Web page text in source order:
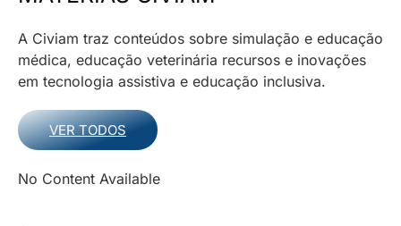
A Civiam traz conteúdos sobre simulação e educação
médica, educação veterinária recursos e inovações
em tecnologia assistiva e educação inclusiva.
VER TODOS
No Content Available